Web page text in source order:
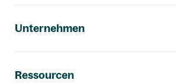
Unternehmen
Ressourcen